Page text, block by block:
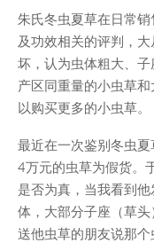
朱氏冬虫夏草在日常
及功效相关的评判，
坏，认为虫体粗大、
产区同重量的小虫草
以购买更多的小虫草。
最近在一次鉴别冬虫
4万元的虫草为假货。
是否为真，当我看到
体，大部分子座（草
送他虫草的朋友说那